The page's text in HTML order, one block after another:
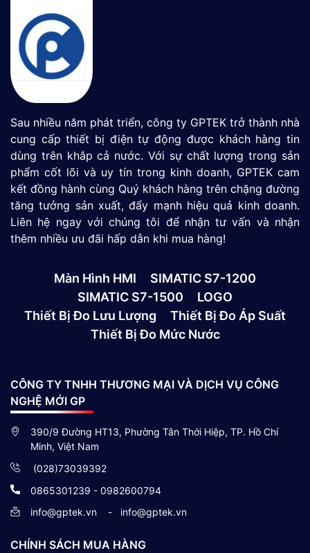
Sau nhiều năm phát triển, công ty GPTEK trở thành nhà
cung cấp thiết bị điện tự động được khách hàng tin
dùng trên khắp cả nước. Với sự chất lượng trong sản
phẩm cốt lõi và uy tín trong kinh doanh, GPTEK cam
kết đồng hành cùng Quý khách hàng trên chặng đường
tăng tưởng sản xuất, đẩy mạnh hiệu quả kinh doanh.
Liên hệ ngay với chúng tôi để nhận tư vấn và nhận
thêm nhiều ưu đãi hấp dẫn khi mua hàng!
Màn Hình HMI
SIMATIC S7-1200
SIMATIC S7-1500
LOGO
Thiết Bị Đo Lưu Lượng
Thiết Bị Đo Áp Suất
Thiết Bị Đo Mức Nước
CÔNG TY TNHH THƯƠNG MẠI VÀ DỊCH VỤ CÔNG
NGHỆ MỚI GP
390/9 Đường HT13, Phường Tân Thới Hiệp, TP. Hồ Chí
Minh, Việt Nam
(028)73039392
0865301239 - 0982600794
info@gptek.vn
- info@gptek.vn
CHÍNH SÁCH MUA HÀNG